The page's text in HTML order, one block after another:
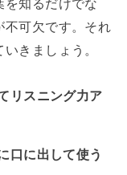
を知るだけでな
不可欠です。それ
きましょう。
リスニング力ア
口に出して使う